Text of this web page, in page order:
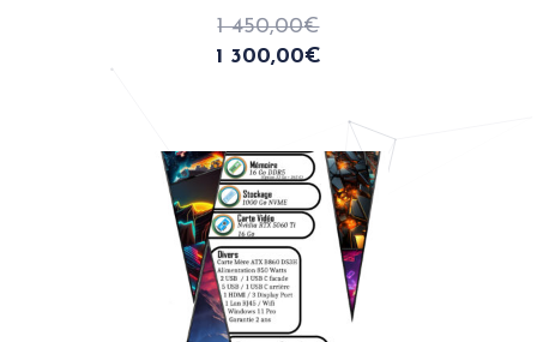
1 450,00€
1 300,00€